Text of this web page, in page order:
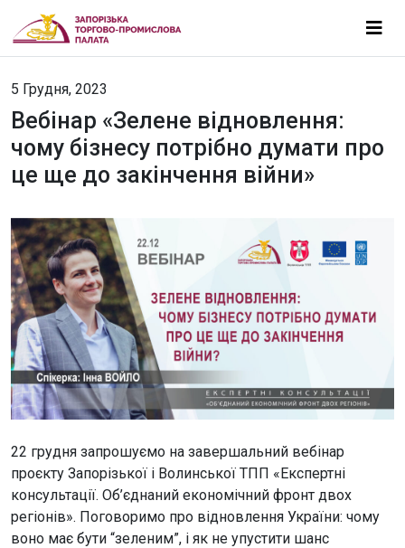
5 Грудня, 2023
Вебінар «Зелене відновлення:
чому бізнесу потрібно думати про
це ще до закінчення війни»
22 грудня запрошуємо на завершальний вебінар
проєкту Запорізької і Волинської ТПП «Експертні
консультації. Об’єднаний економічний фронт двох
регіонів». Поговоримо про відновлення України: чому
воно має бути “зеленим”, і як не упустити шанс